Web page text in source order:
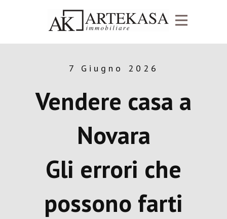
7 Giugno 2026
Vendere casa a
Novara
Gli errori che
possono farti